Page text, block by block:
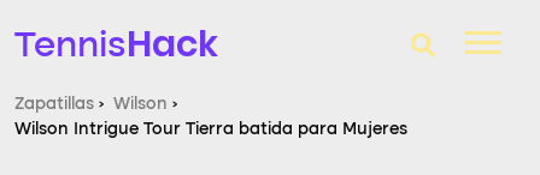
TennisHack
T-Finder
Zapatillas › Wilson ›
Wilson Intrigue Tour Tierra batida para Mujeres